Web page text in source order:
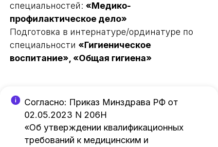
специальностей: «Медико-
профилактическое дело»
Подготовка в интернатуре/ординатуре по
специальности «Гигиеническое
воспитание», «Общая гигиена»
Согласно: Приказ Минздрава РФ от
02.05.2023 N 206Н
«Об утверждении квалификационных
требований к медицинским и